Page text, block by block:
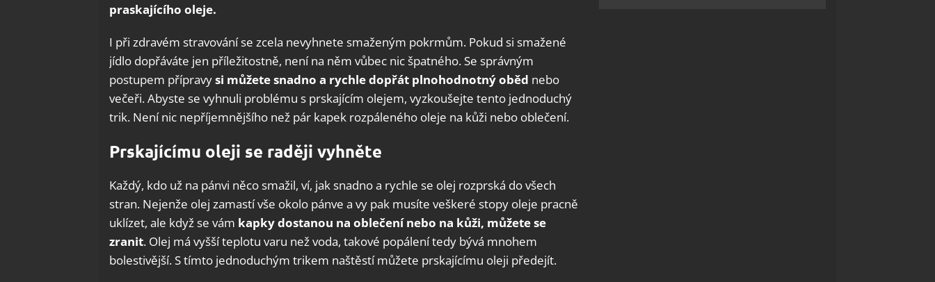
praskajícího oleje.
I při zdravém stravování se zcela nevyhnete smaženým pokrmům. Pokud si smažené
jídlo dopřáváte jen příležitostně, není na něm vůbec nic špatného. Se správným
postupem přípravysi můžete snadno a rychle dopřát plnohodnotný oběd nebo
večeři. Abyste se vyhnuli problému s prskajícím olejem, vyzkoušejte tento jednoduchý
trik. Není nic nepříjemnějšího než pár kapek rozpáleného oleje na kůži nebo oblečení.
Prskajícímu oleji se raději vyhněte
Každý, kdo už na pánvi něco smažil, ví, jak snadno a rychle se olej rozprská do všech
stran. Nejenže olej zamastí vše okolo pánve a vy pak musíte veškeré stopy oleje pracně
uklízet, ale když se vám kapky dostanou na oblečení nebo na kůži, můžete se
zranit. Olej má vyšší teplotu varu než voda, takové popálení tedy bývá mnohem
bolestivější. S tímto jednoduchým trikem naštěstí můžete prskajícímu oleji předejít.